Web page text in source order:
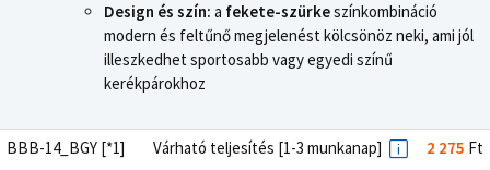
Design és szín: a fekete-szürkeszínkombináció
modern és feltűnő megjelenést kölcsönöz neki, ami jól
illeszkedhet sportosabb vagy egyedi színű
kerékpárokhoz
BBB-14_BGY [*1] Várható teljesítés [1-3 munkanap] 2 275 Ft